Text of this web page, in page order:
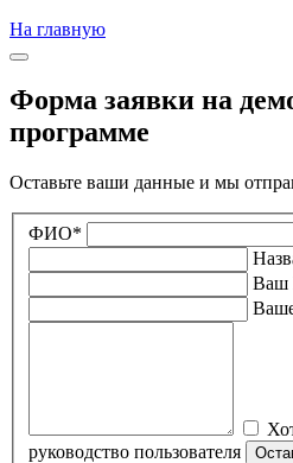
На главную
Форма заявки на
программе
Оставьте ваши данные и мы
ФИО*
Ваш
руководство пользователя